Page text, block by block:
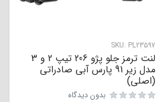
SKU: PL23597
لنت ترمز جلو پژو 206 تیپ 2 و 3
مدل زیر 91 پارس آبی صادراتی
(اصلی)
بدون دیدگاه